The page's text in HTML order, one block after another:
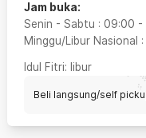
Jam buka:
Senin - Sabtu : 09:00 -
Minggu/Libur Nasional :
Idul Fitri: libur
Beli langsung/self